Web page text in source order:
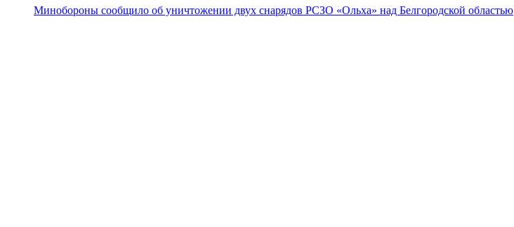
Минобороны сообщило об уничтожении двух снарядов РСЗО «Ольха» над Белгородской областью